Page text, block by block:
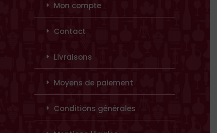
Mon compte
Contact
Livraisons
Moyens de paiement
Conditions générales